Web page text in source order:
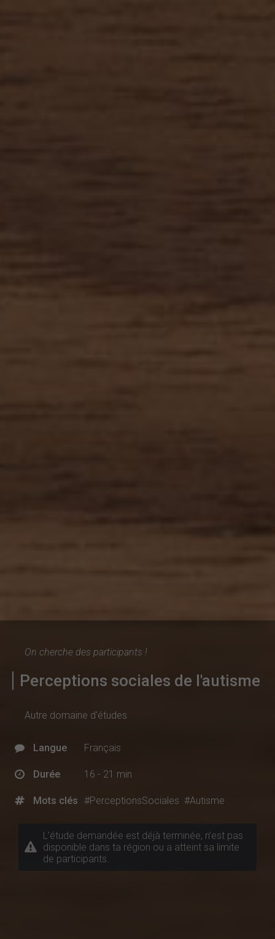
On cherche des participants !
Perceptions sociales de l'autisme
Autre domaine d'études
Langue Français
Durée 16 - 21 min
Mots clés #PerceptionsSociales #Autisme
L’étude demandée est déjà terminée, n’est pas
disponible dans ta région ou a atteint sa limite
de participants.